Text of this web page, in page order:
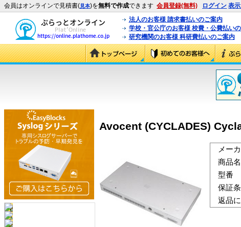
会員はオンラインで見積書(見本)を無料で作成できます 会員登録(無料) ログイン 表
法人のお客様 請求書払いのご案内
学校・官公庁のお客様 校費・公費払い
研究機関のお客様 科研費払いのご案内
Avocent (CYCLADES)
メー
商品名
型番
保証
返品